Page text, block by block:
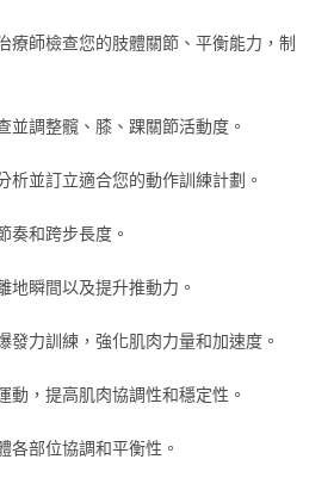
療師檢查您的肢體關節、平衡能力，制
並調整髖、膝、踝關節活動度。
析並訂立適合您的動作訓練計劃。
奏和跨步長度。
地瞬間以及提升推動力。
發力訓練，強化肌肉力量和加速度。
動，提高肌肉協調性和穩定性。
各部位協調和平衡性。